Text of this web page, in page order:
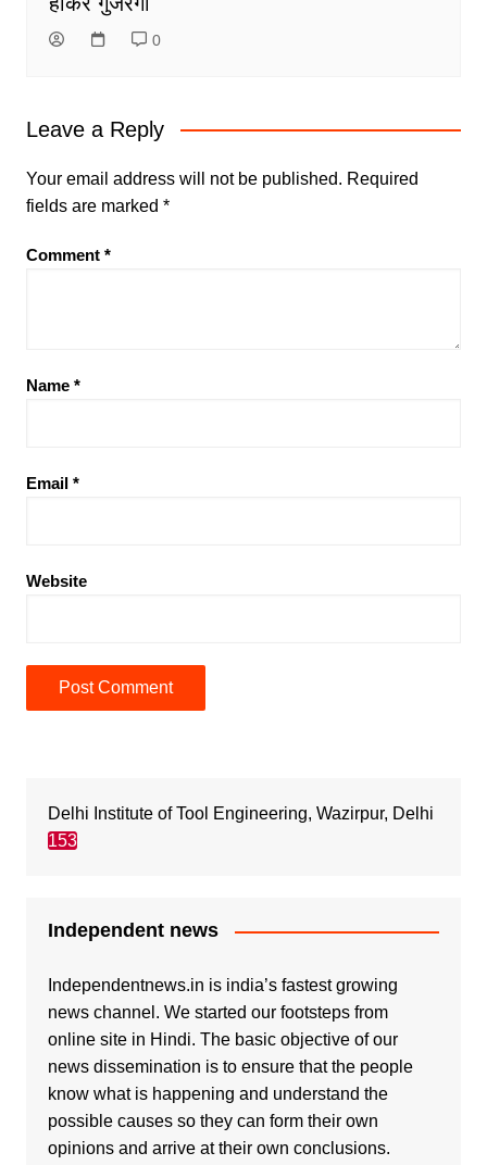
0
Leave a Reply
Your email address will not be published. Required
fields are marked *
Comment *
Name *
Email *
Website
Delhi Institute of Tool Engineering, Wazirpur, Delhi
153
Independent news
Independentnews.in is india’s fastest growing
news channel. We started our footsteps from
online site in Hindi. The basic objective of our
news dissemination is to ensure that the people
know what is happening and understand the
possible causes so they can form their own
opinions and arrive at their own conclusions.